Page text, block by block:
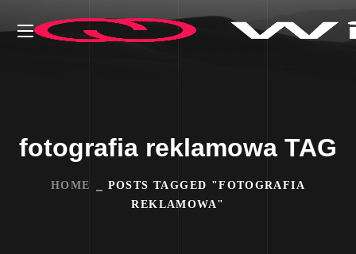
fotografia reklamowa TAG
HOME
POSTS TAGGED "FOTOGRAFIA
REKLAMOWA"